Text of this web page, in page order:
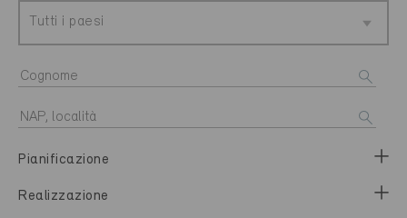
Tutti i paesi
Pianificazione
Realizzazione